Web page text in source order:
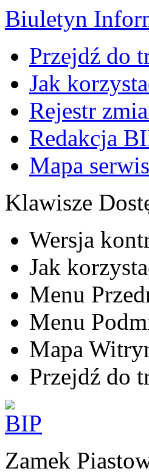
Biuletyn
Przejdź do
Jak
Rejestr
Redakcja
Mapa
Klawisze
Wersja
Jak
Menu
Menu
Mapa
Przejdź do
Zamek